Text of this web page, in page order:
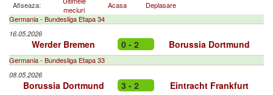
Afiseaza:
meciuri
Acasa
Deplasare
Germania - Bundesliga Etapa 34
16.05.2026
Werder Bremen 0 - 2 Borussia Dortmund
Germania - Bundesliga Etapa 33
08.05.2026
Borussia Dortmund 3 - 2 Eintracht Frankfurt